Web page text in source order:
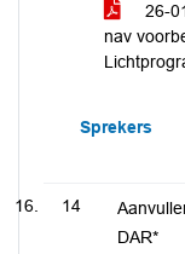
26-
nav
Sprekers
14
DAR*